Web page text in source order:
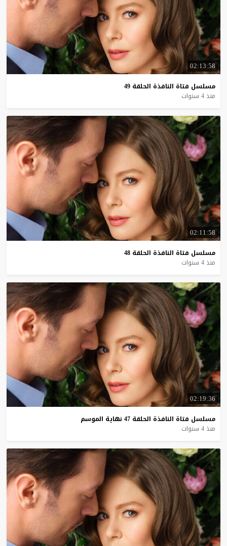
02:13:58
مسلسل فتاة النافذة الحلقة 49
منذ 4 سنوات
02:11:58
مسلسل فتاة النافذة الحلقة 48
منذ 4 سنوات
02:19:36
مسلسل فتاة النافذة الحلقة 47 نهاية الموسم
منذ 4 سنوات